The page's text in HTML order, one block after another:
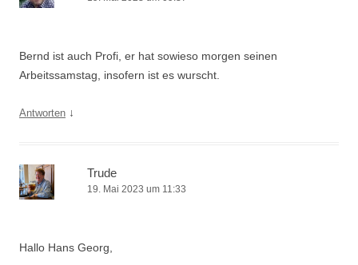
Bernd ist auch Profi, er hat sowieso morgen seinen
Arbeitssamstag, insofern ist es wurscht.
Antworten ↓
Trude
19. Mai 2023 um 11:33
Hallo Hans Georg,